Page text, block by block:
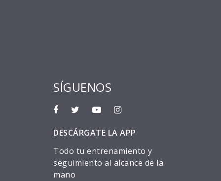
SÍGUENOS
DESCÁRGATE LA APP
Todo tu entrenamiento y
seguimiento al alcance de la
mano